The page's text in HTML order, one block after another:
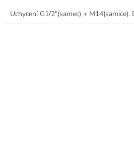
Uchycení G1/2"(samec) +
boční drážkou pro vodní výplach.